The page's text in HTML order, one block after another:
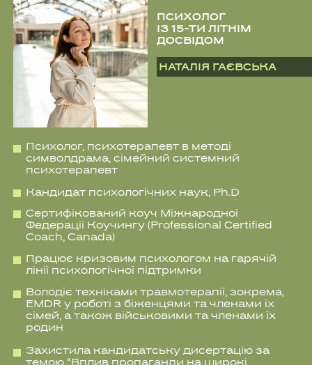
Понад 450 консультацій
Близько 900 годин консультування
на гарячій лінії